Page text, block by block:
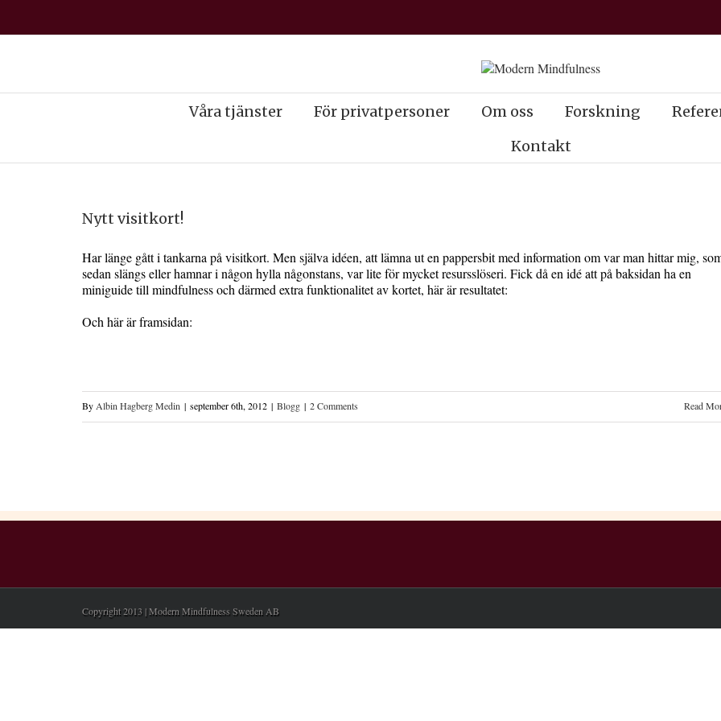
Våra tjänster För privatpersoner Om oss Forskning
Kontakt
Nytt visitkort!
Har länge gått i tankarna på visitkort. Men själva idéen, att lämna ut en pappersbit med information om var man hittar mig,
sedan slängs eller hamnar i någon hylla någonstans, var lite för mycket resursslöseri. Fick då en idé att på baksidan ha en
miniguide till mindfulness och därmed extra funktionalitet av kortet, här är resultatet:
Och här är framsidan:
By Albin Hagberg Medin | september 6th, 2012 | Blogg | 2 Comments Read
Copyright 2013 | Modern Mindfulness Sweden AB